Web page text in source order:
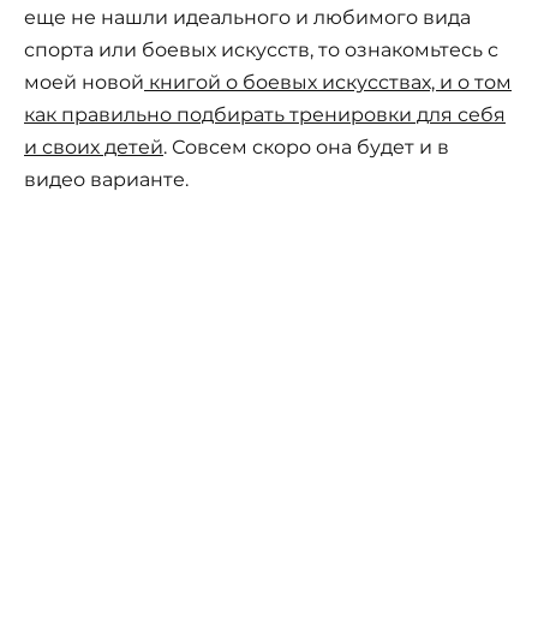
еще не нашли идеального и любимого вида
спорта или боевых искусств, то ознакомьтесь с
моей новой книгой о боевых искусствах, и о том
как правильно подбирать тренировки для себя
и своих детей. Совсем скоро она будет и в
видео варианте.